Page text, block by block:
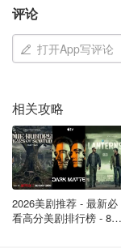
评论
打开App写评论
相关攻略
2026美剧推荐 - 最新必
看高分美剧排行榜 - 8月